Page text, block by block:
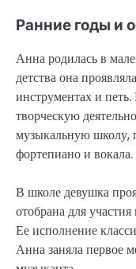
Ранние годы и
Анна родилась в
детства она
инструментах и
творческую
музыкальную школу,
фортепиано и вокала.
В школе девушка
отобрана для
Ее исполнение
Анна заняла первое